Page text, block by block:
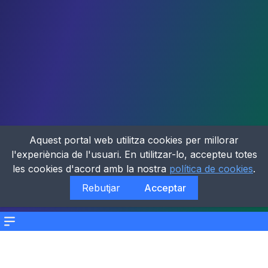
Menu
Aquest portal web utilitza cookies per millorar
l'experiència de l'usuari. En utilitzar-lo, accepteu totes
les cookies d'acord amb la nostra política de cookies.
Rebutjar
Acceptar